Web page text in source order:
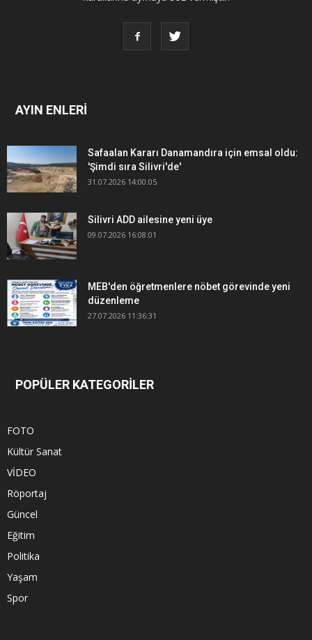
AYIN ENLERİ
Safaalan Kararı Danamandıra için emsal oldu:
'Şimdi sıra Silivri'de'
31.07.2026 14:00:05
Silivri ADD ailesine yeni üye
09.07.2026 16:08:01
MEB'den öğretmenlere nöbet görevinde yeni
düzenleme
27.07.2026 11:36:31
POPÜLER KATEGORİLER
FOTO
Kültür Sanat
VİDEO
Röportaj
Güncel
Eğitim
Politika
Yaşam
Spor